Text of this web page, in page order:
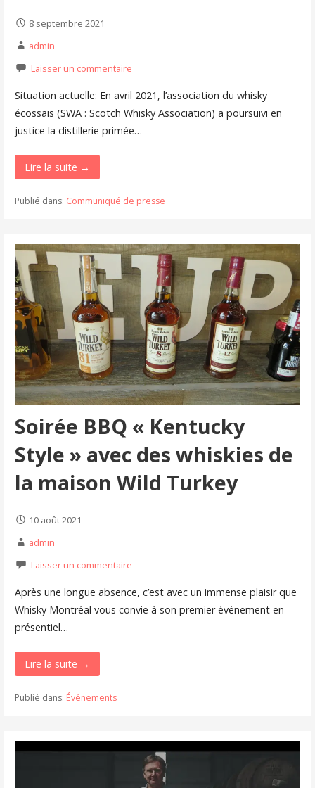
8 septembre 2021
admin
Laisser un commentaire
Situation actuelle: En avril 2021, l’association du whisky
écossais (SWA : Scotch Whisky Association) a poursuivi en
justice la distillerie primée…
Lire la suite →
Publié dans: Communiqué de presse
Soirée BBQ « Kentucky
Style » avec des whiskies de
la maison Wild Turkey
10 août 2021
admin
Laisser un commentaire
Après une longue absence, c’est avec un immense plaisir que
Whisky Montréal vous convie à son premier événement en
présentiel…
Lire la suite →
Publié dans: Événements